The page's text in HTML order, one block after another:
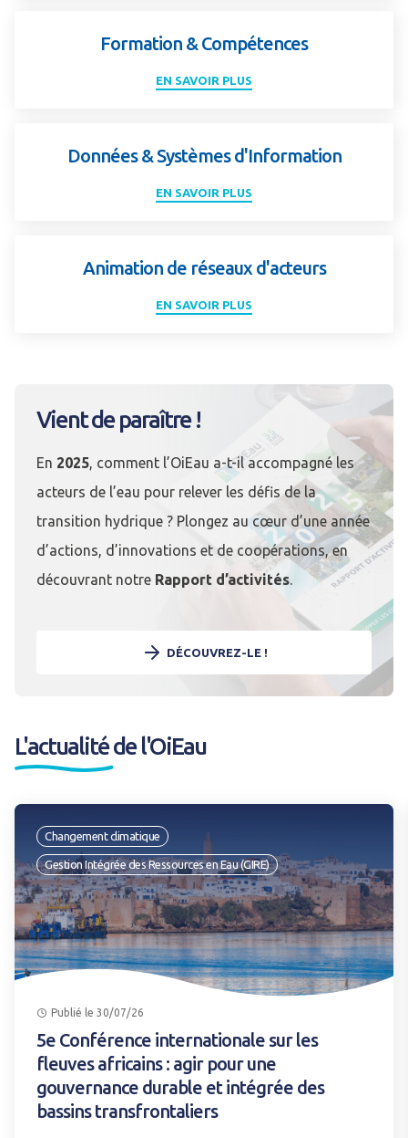
Formation & Compétences
EN SAVOIR PLUS
Données & Systèmes d'Information
EN SAVOIR PLUS
Animation de réseaux d'acteurs
EN SAVOIR PLUS
Vient de paraître !
En 2025, comment l’OiEau a-t-il accompagné les
acteurs de l’eau pour relever les défis de la
transition hydrique ? Plongez au cœur d’une année
d’actions, d’innovations et de coopérations, en
découvrant notre Rapport d’activités.
DÉCOUVREZ-LE !
L'actualité de l'OiEau
Changement climatique
Gestion Intégrée des Ressources en Eau (GIRE)
Publié le 30/07/26
5e Conférence internationale sur les
fleuves africains : agir pour une
gouvernance durable et intégrée des
bassins transfrontaliers